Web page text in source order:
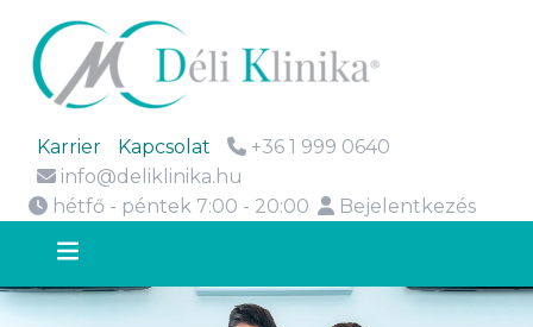
Karrier Kapcsolat
+36 1 999 0640
info@deliklinika.hu
hétfő - péntek 7:00 - 20:00
Bejelentkezés